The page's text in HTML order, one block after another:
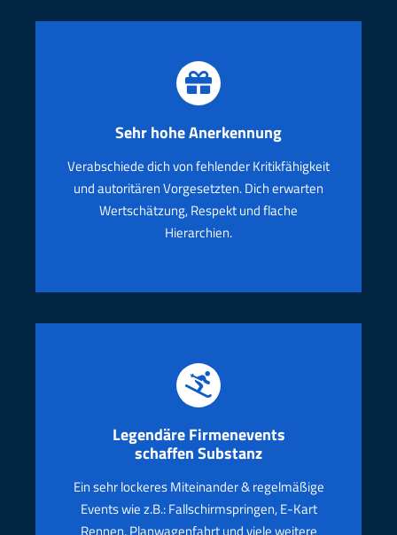
Sehr hohe Anerkennung
Verabschiede dich von fehlender Kritikfähigkeit
und autoritären Vorgesetzten. Dich erwarten
Wertschätzung, Respekt und flache
Hierarchien.
LegendäreFirmenevents
schaffen Substanz
Ein sehr lockeres Miteinander & regelmäßige
Events wie z.B.: Fallschirmspringen, E-Kart